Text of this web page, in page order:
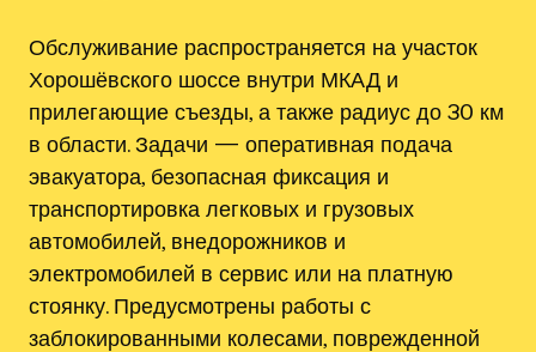
Обслуживание распространяется на участок
Хорошёвского шоссе внутри МКАД и
прилегающие съезды, а также радиус до 30 км
в области. Задачи — оперативная подача
эвакуатора, безопасная фиксация и
транспортировка легковых и грузовых
автомобилей, внедорожников и
электромобилей в сервис или на платную
стоянку. Предусмотрены работы с
заблокированными колесами, поврежденной